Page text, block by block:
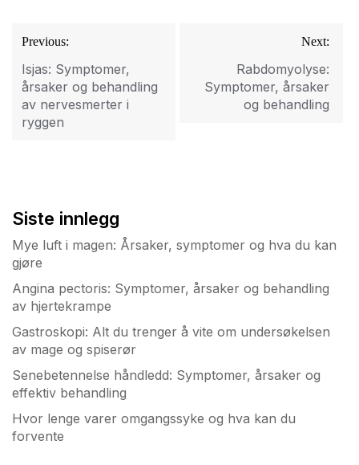
Innleggsnavigasjon
Previous:
Isjas: Symptomer,
årsaker og behandling
av nervesmerter i
ryggen
Next:
Rabdomyolyse:
Symptomer, årsaker
og behandling
Siste innlegg
Mye luft i magen: Årsaker, symptomer og hva du kan
gjøre
Angina pectoris: Symptomer, årsaker og behandling
av hjertekrampe
Gastroskopi: Alt du trenger å vite om undersøkelsen
av mage og spiserør
Senebetennelse håndledd: Symptomer, årsaker og
effektiv behandling
Hvor lenge varer omgangssyke og hva kan du
forvente